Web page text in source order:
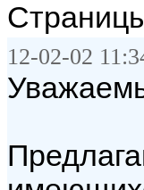
12-02-02